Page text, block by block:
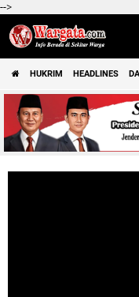
-->
HUKRIM HEADLINES